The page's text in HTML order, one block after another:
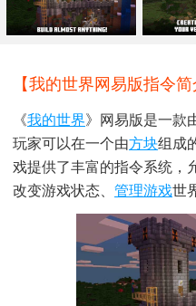
【我的世界网易版指令简
《我的世界》网易版是一款
玩家可以在一个由方块组成
戏提供了丰富的指令系统，
改变游戏状态、 管理游戏世